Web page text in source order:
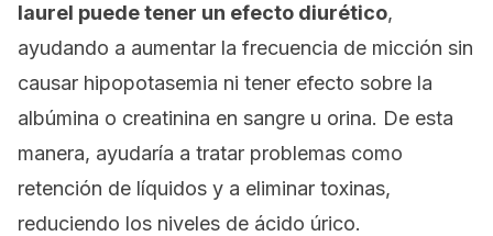
laurel puede tener un efecto diurético,
ayudando a aumentar la frecuencia de micción sin
causar hipopotasemia ni tener efecto sobre la
albúmina o creatinina en sangre u orina. De esta
manera, ayudaría a tratar problemas como
retención de líquidos y a eliminar toxinas,
reduciendo los niveles de ácido úrico.